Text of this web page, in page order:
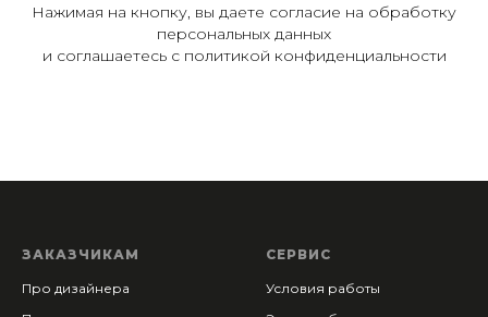
Нажимая на кнопку, вы даете согласие на обработку
персональных данных
и соглашаетесь c политикой конфиденциальности
ЗАКАЗЧИКАМ
Про дизайнера
СЕРВИС
Условия работы